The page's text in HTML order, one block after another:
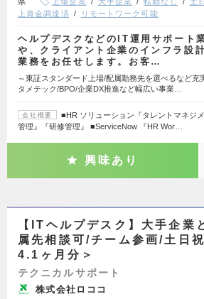
上資金調達済
リモートワーク可能
ヘルプデスクなどのIT運用サポート
や、クライアント企業のインフラ設
業務をお任せします。お客…
～東証スタンダード上場/配属勤務先を選べるなど充
タメテック/BPO/企業DX推進など幅広い事業…
会社概要
■HR ソリューション『タレントマネジ
管理』『研修管理』 ■ServiceNow 『HR Wor…
興味あり
【ITヘルプデスク】大手企業
属先相談可/チーム参画/土日
4.1ヶ月分＞
テクニカルサポート
株式会社ロココ